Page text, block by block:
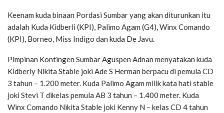
Keenam kuda binaan Pordasi Sumbar yang akan diturunkan itu
adalah Kuda Kidberli (KPI), Palimo Agam (G4), Winx Comando
(KPI), Borneo, Miss Indigo dan kuda De Javu.
Pimpinan Kontingen Sumbar Aguspen Adnan menyatakan kuda
Kidberly Nikita Stable joki Ade S Herman berpacu di pemula CD
3 tahun – 1.200 meter. Kuda Palimo Agam milik kata hati stable
joki Stevi T dikelas pemula AB 3 tahun – 1.400 meter. Kuda
Winx Comando Nikita Stable joki Kenny N – kelas CD 4 tahun